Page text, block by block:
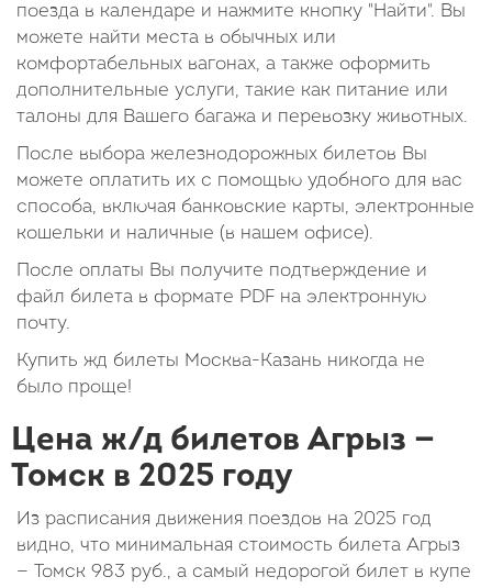
поезда в календаре и нажмите кнопку "Найти". Вы
можете найти места в обычных или
комфортабельных вагонах, а также оформить
дополнительные услуги, такие как питание или
талоны для Вашего багажа и перевозку животных.
После выбора железнодорожных билетов Вы
можете оплатить их с помощью удобного для вас
способа, включая банковские карты, электронные
кошельки и наличные (в нашем офисе).
После оплаты Вы получите подтверждение и
файл билета в формате PDF на электронную
почту.
Купить жд билеты Москва-Казань никогда не
было проще!
Цена ж/д билетов Агрыз —
Томск в 2025 году
Из расписания движения поездов на 2025 год
видно, что минимальная стоимость билета Агрыз
— Томск 983 руб., а самый недорогой билет в купе
12
13 14 15 16 17
18
19
20 21 22 23
31